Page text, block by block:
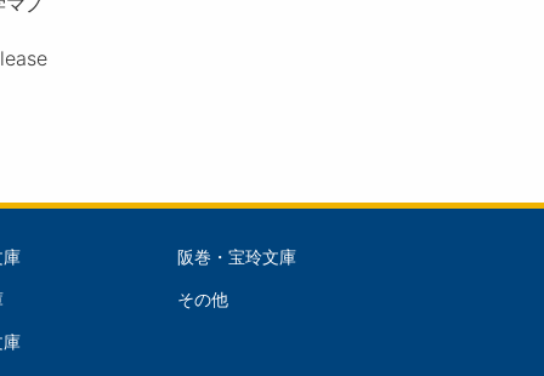
庫
庫
文
庫
阪巻・宝玲文庫
その他